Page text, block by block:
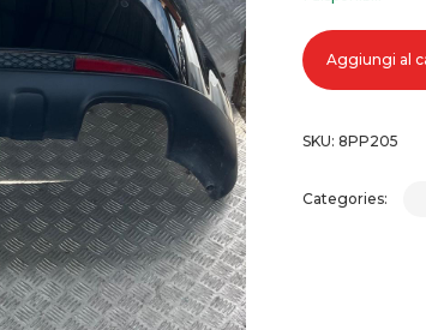
Paraurti
Aggiungi al
SKU: 8PP205
Categories: